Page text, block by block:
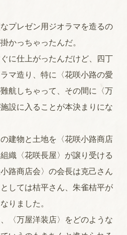
プレゼン用ジオラマを造るの
かっちゃったんだ。
に仕上がったんだけど、四丁
マ造り、特に〈花咲小路の愛
航しちゃって、その間に〈万
設に入ることが本決まりにな
建物と土地を〈花咲小路商店
織〈花咲長屋〉が譲り受ける
路商店会〉の会長は克己さん
しては桔平さん、朱雀桔平が
りました。
〈万屋洋装店〉をどのような